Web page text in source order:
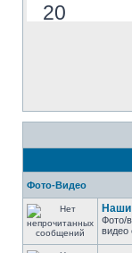
20
Гость|X|
Гость|X|
Гость|X|
Фото-Видео
Фото/
видео